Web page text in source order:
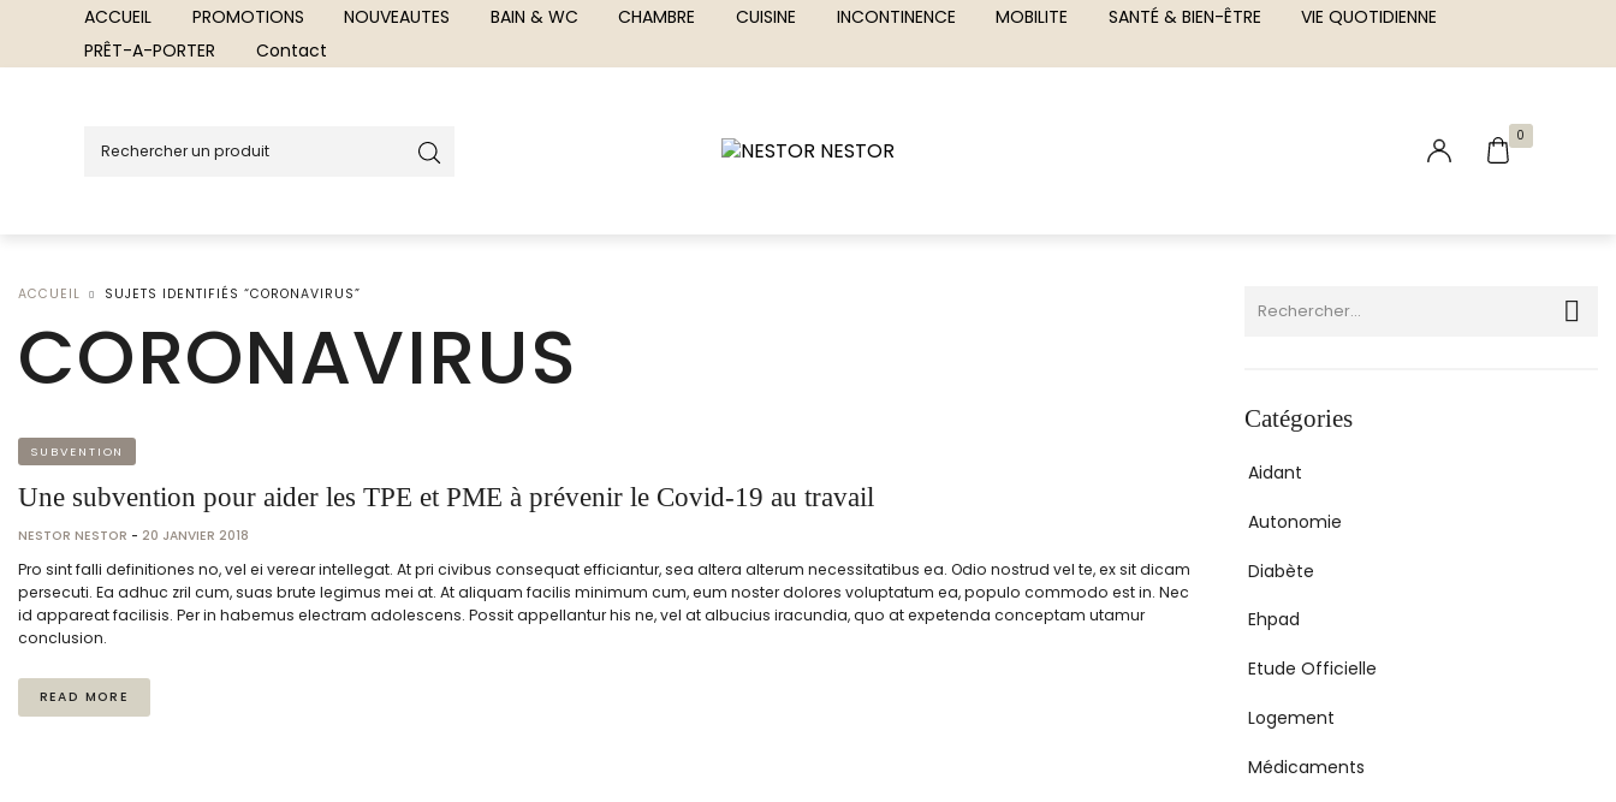
ACCUEIL PROMOTIONS NOUVEAUTES BAIN & WC CHAMBRE CUISINE INCONTINENCE MOBILITE SANTÉ & BIEN-ÊTRE
VIE QUOTIDIENNE
PRÊT-A-PORTER
Contact
0
ACCUEIL SUJETS IDENTIFIÉS “CORONAVIRUS”
CORONAVIRUS
SUBVENTION
Une subvention pour aider les TPE et PME à prévenir le Covid-19 au travail
NESTOR NESTOR -20 JANVIER 2018
Pro sint falli definitiones no, vel ei verear intellegat. At pri civibus consequat efficiantur, sea altera alterum necessitatibus ea. Odio nostrud vel te, ex sit dicam
persecuti. Ea adhuc zril cum, suas brute legimus mei at. At aliquam facilis minimum cum, eum noster dolores voluptatum ea, populo commodo est in. Nec
id appareat facilisis. Per in habemus electram adolescens. Possit appellantur his ne, vel at albucius iracundia, quo at expetenda conceptam utamur
conclusion.
READ MORE
Catégories
Aidant
Autonomie
Diabète
Ehpad
Etude Officielle
Logement
Médicaments